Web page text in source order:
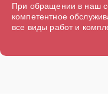
При обращении в наш
компетентное
все виды работ и